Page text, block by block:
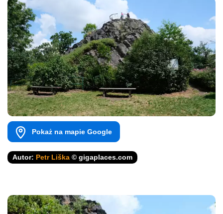
Pokaż na mapie Google
Autor: Petr Liška © gigaplaces.com